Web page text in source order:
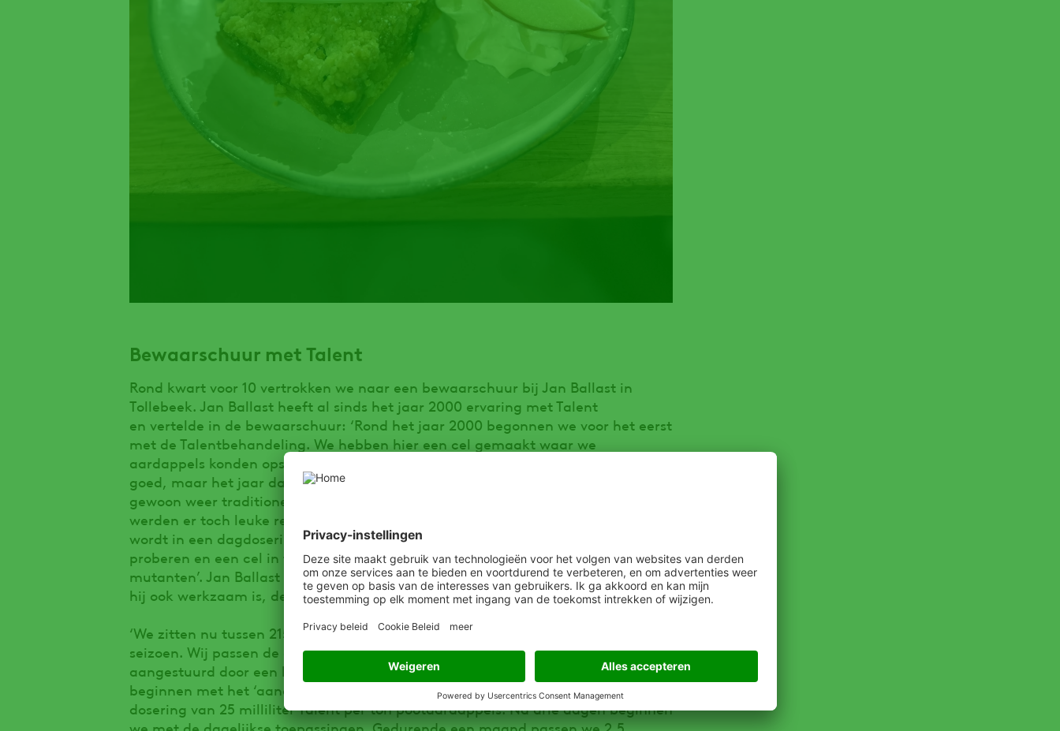
Bewaarschuur met Talent
Rond kwart voor 10 vertrokken we naar een bewaarschuur bij Jan Ballast in
Tollebeek. Jan Ballast heeft al sinds het jaar 2000 ervaring met Talent
en vertelde in de bewaarschuur: ‘Rond het jaar 2000 begonnen we voor het eerst
met de Talentbehandeling. We hebben hier een cel gemaakt waar we
aardappels konden opslaan en die doseerden we één keer per week. Dat ging
goed, maar het jaar daarop liep ik toch tegen wat mutanten aan. Toen ben ik
gewoon weer traditioneel gaan bewaren met mechanische koeling. In 2014
werden er toch leuke resultaten met Talent behaald wanneer het toegepast
wordt in een dagdosering. In 2016 werd het besluit genomen om het toch weer te
proberen en een cel in te richten, we hebben ook geen last meer gehad van
mutanten’. Jan Ballast vertelt dat via Profyto DSD, het bedrijf waar
hij ook werkzaam is, de cel wordt aangevuld met pootgoed van derden.
‘We zitten nu tussen 215 en maximaal 230 milliliter Talent per ton over een heel
seizoen. Wij passen de dagelijkse bewaartoepassing voor Talent toe,
aangestuurd door een bewaarcomputer. Het streven is om voor Sinterklaas te
beginnen met het ‘aandoen’ van de cel. Op de eerste dag beginnen we met een
dosering van 25 milliliter Talent per ton pootaardappels. Na drie dagen beginnen
we met de dagelijkse toepassingen. Gedurende een maand passen we 2,5